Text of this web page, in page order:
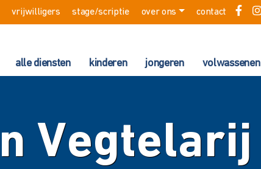
vrijwilligers stage/scriptie over ons contact
alle diensten kinderen jongeren volwassenen
Vegtelarij